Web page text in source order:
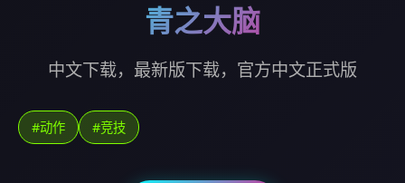
青之大脑
中文下载，最新版下载，官方中文正式版
#动作 #竞技